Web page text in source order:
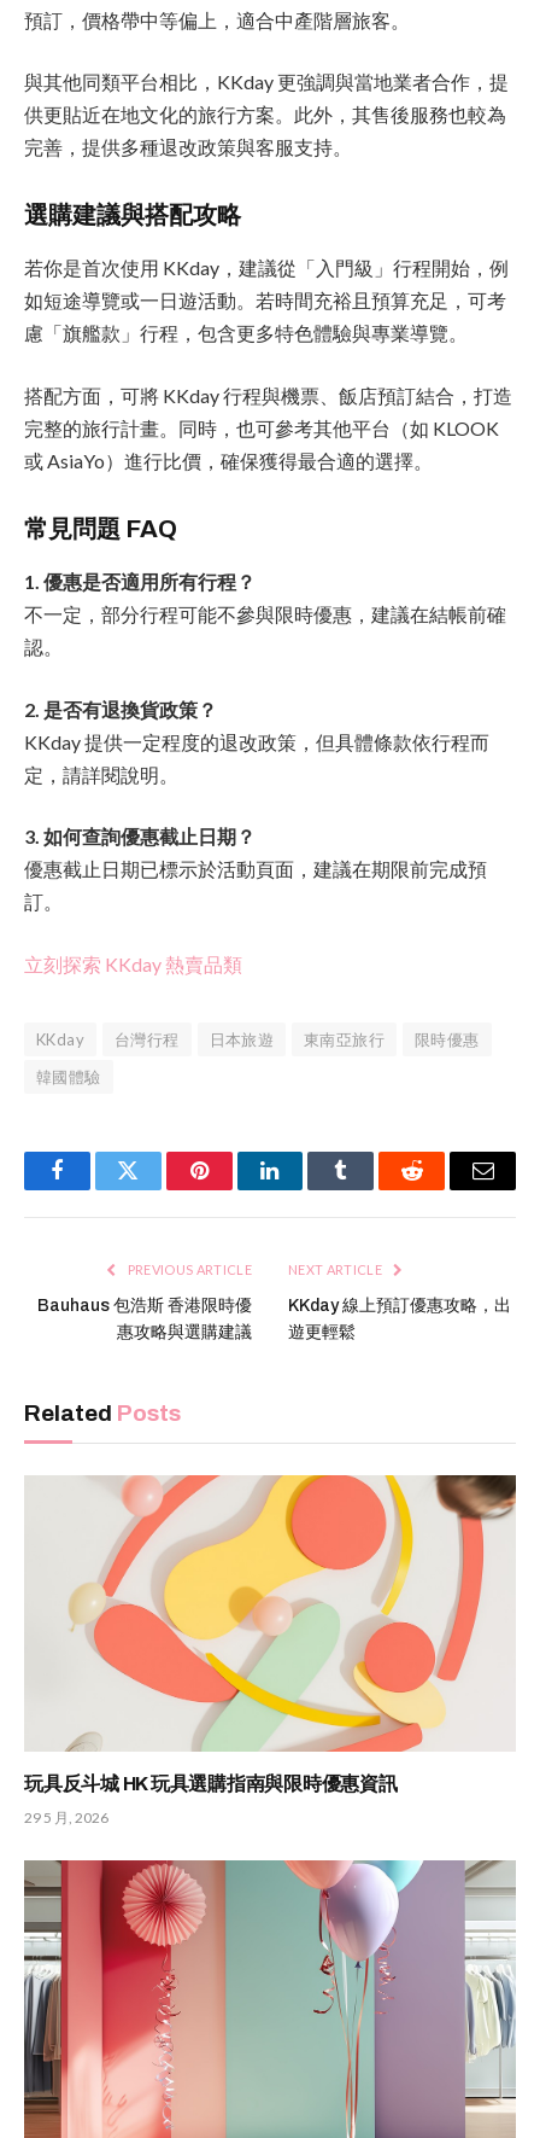
預訂，價格帶中等偏上，適合中產階層旅客。
與其他同類平台相比，KKday 更強調與當地業者合作，提
供更貼近在地文化的旅行方案。此外，其售後服務也較為
完善，提供多種退改政策與客服支持。
選購建議與搭配攻略
若你是首次使用 KKday，建議從「入門級」行程開始，例
如短途導覽或一日遊活動。若時間充裕且預算充足，可考
慮「旗艦款」行程，包含更多特色體驗與專業導覽。
搭配方面，可將 KKday 行程與機票、飯店預訂結合，打造
完整的旅行計畫。同時，也可參考其他平台（如 KLOOK
或 AsiaYo）進行比價，確保獲得最合適的選擇。
常見問題 FAQ
1. 優惠是否適用所有行程？
不一定，部分行程可能不參與限時優惠，建議在結帳前確
認。
2. 是否有退換貨政策？
KKday 提供一定程度的退改政策，但具體條款依行程而
定，請詳閱說明。
3. 如何查詢優惠截止日期？
優惠截止日期已標示於活動頁面，建議在期限前完成預
訂。
立刻探索 KKday 熱賣品類
KKday 台灣行程 日本旅遊 東南亞旅行
限時優惠
韓國體驗
FacebookTwitter PinterestLinkedInTumblr Reddit Email
PREVIOUS ARTICLE
Bauhaus 包浩斯 香港限時優
惠攻略與選購建議
NEXT ARTICLE
KKday 線上預訂優惠攻略，出
遊更輕鬆
Related Posts
玩具反斗城 HK 玩具選購指南與限時優惠資訊
29 5 月, 2026